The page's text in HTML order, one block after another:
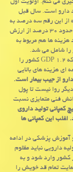
پیگیری می كنم. اولویت اول
دارو است. سال قبل
از این رقم سه درصد به
واردات اختصاص می یافت و متاسفانه همین سه درصد حدود ۳۰ درصد از ارزش
را شامل می شد. همینطور ۹۷ درصد هزینه ها هم مربوط به
وزیر بهداشت، درمان و آموزش پزشكی با اشاره به این كه ۱.۲ GDP كشور را
ای هزینه های بالایی
روا نیست تا پول
فنی متمایزی نسبت
كمپانی تولید داروی
اغلب این كمپانی ها
پزشكی در ادامه
دارویی نباید مظلوم
كشور وارد شود و به
تمام قد خویش را